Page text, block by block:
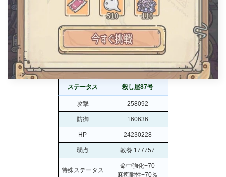
ステータス 殺し屋87号
攻撃 258092
防御 160636
HP 24230228
弱点 教養 177757
特殊ステータス
命中強化+70
麻痺耐性+70％